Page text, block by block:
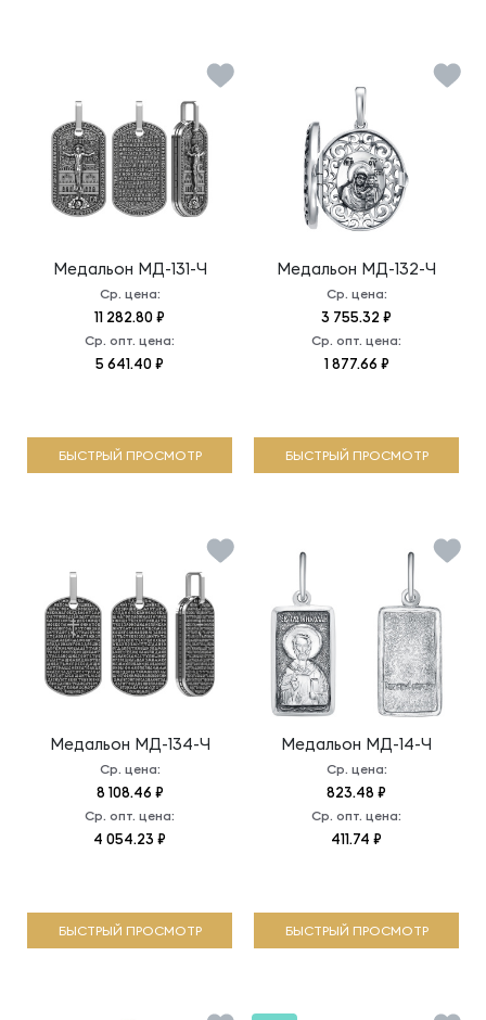
Медальон МД-131-Ч
Ср. цена:
11 282.80 ₽
Ср. опт. цена:
5 641.40 ₽
БЫСТРЫЙ ПРОСМОТР
Медальон МД-132-Ч
Ср. цена:
3 755.32 ₽
Ср. опт. цена:
1 877.66 ₽
БЫСТРЫЙ ПРОСМОТР
Медальон МД-134-Ч
Ср. цена:
8 108.46 ₽
Ср. опт. цена:
4 054.23 ₽
БЫСТРЫЙ ПРОСМОТР
Медальон МД-14-Ч
Ср. цена:
823.48 ₽
Ср. опт. цена:
411.74 ₽
БЫСТРЫЙ ПРОСМОТР